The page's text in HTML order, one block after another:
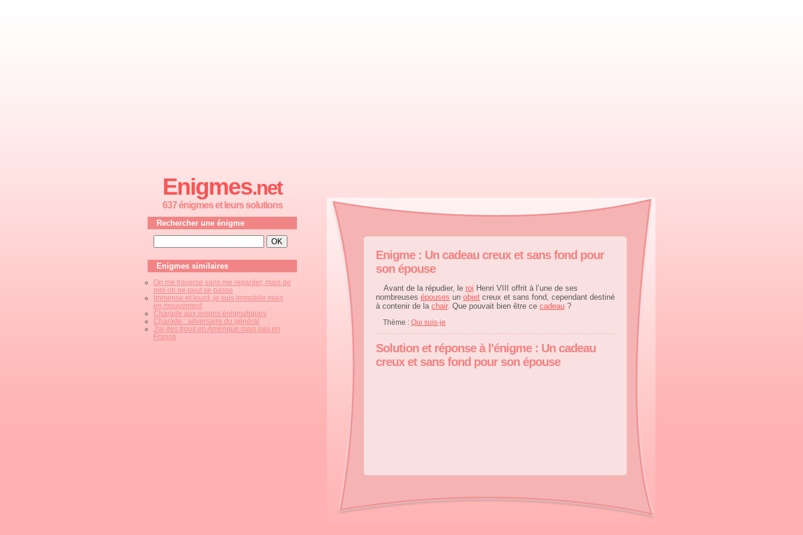
Enigme : Un cadeau creux et sans fond pour
son épouse
Avant de la répudier, le roi Henri VIII offrit à l’une de ses
nombreuses épouses un objet creux et sans fond, cependant destiné
à contenir de la chair. Que pouvait bien être ce cadeau ?
Thème : Qui suis-je
Solution et réponse à l'énigme : Un cadeau
creux et sans fond pour son épouse
Enigmes.net
637 énigmes et leurs solutions
Rechercher une énigme
Enigmes similaires
On me traverse sans me regarder, mais de
moi on ne peut se passe
Immense et lourd, je suis immobile mais
en mouvement
Charade aux propos énigmatiques
Charade : adversaire du général
J'ai des trous en Amérique mais pas en
France